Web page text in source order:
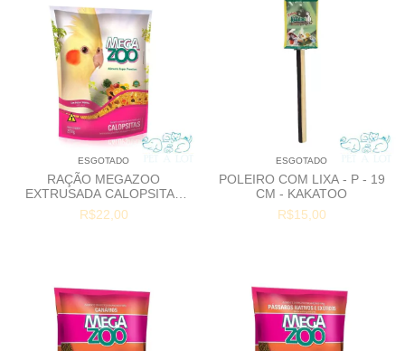
ESGOTADO
RAÇÃO MEGAZOO
EXTRUSADA CALOPSITAS
COM FRUTAS E LEGUMES -
350G
R$22,00
ESGOTADO
POLEIRO COM LIXA - P - 19
CM - KAKATOO
R$15,00